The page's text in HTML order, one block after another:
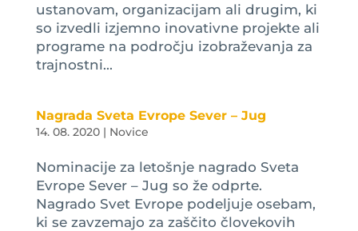
ustanovam, organizacijam ali drugim, ki
so izvedli izjemno inovativne projekte ali
programe na področju izobraževanja za
trajnostni...
Nagrada Sveta Evrope Sever – Jug
14. 08. 2020| Novice
Nominacije za letošnje nagrado Sveta
Evrope Sever – Jug so že odprte.
Nagrado Svet Evrope podeljuje osebam,
ki se zavzemajo za zaščito človekovih